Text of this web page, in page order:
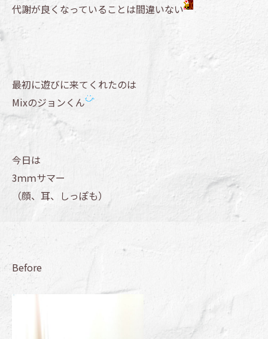
代謝が良くなっていることは間違いない
最初に遊びに来てくれたのは
Mixのジョンくん
今日は
3ｍｍサマー
（顔、耳、しっぽも）
Before